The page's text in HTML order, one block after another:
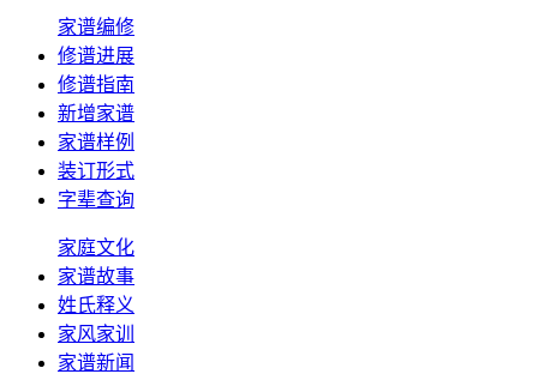
家谱编修
修谱进展
修谱指南
新增家谱
家谱样例
装订形式
字辈查询
家庭文化
家谱故事
姓氏释义
家风家训
家谱新闻